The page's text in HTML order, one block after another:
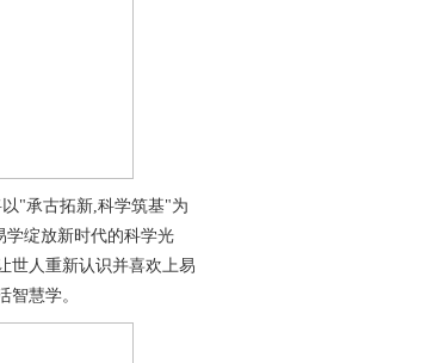
"承古拓新,科学筑基"为
学绽放新时代的科学光
世人重新认识并喜欢上易
慧学。